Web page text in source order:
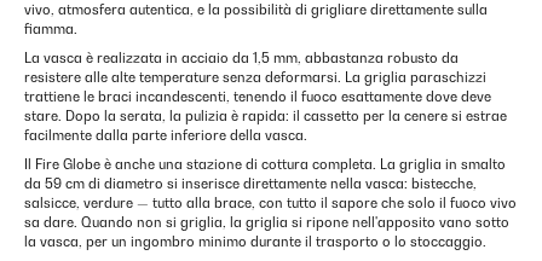
vivo, atmosfera autentica, e la possibilità di grigliare direttamente sulla
fiamma.
La vasca è realizzata in acciaio da 1,5 mm, abbastanza robusto da
resistere alle alte temperature senza deformarsi. La griglia paraschizzi
trattiene le braci incandescenti, tenendo il fuoco esattamente dove deve
stare. Dopo la serata, la pulizia è rapida: il cassetto per la cenere si estrae
facilmente dalla parte inferiore della vasca.
Il Fire Globe è anche una stazione di cottura completa. La griglia in smalto
da 59 cm di diametro si inserisce direttamente nella vasca: bistecche,
salsicce, verdure — tutto alla brace, con tutto il sapore che solo il fuoco vivo
sa dare. Quando non si griglia, la griglia si ripone nell'apposito vano sotto
la vasca, per un ingombro minimo durante il trasporto o lo stoccaggio.